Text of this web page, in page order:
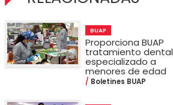
BUAP
Proporciona BUAP
tratamiento dental
especializado a
menores de edad
Boletines BUAP